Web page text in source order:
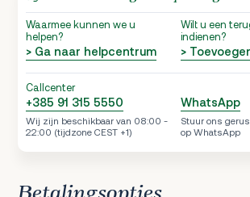
Waarmee kunnen we u
helpen?
> Ga naar helpcentrum
Wilt u een
indienen?
>
Callcenter
+385 91 315 5550
Wij zijn beschikbaar van 08:00 -
22:00 (tijdzone CEST +1)
WhatsApp
Stuur ons
op WhatsApp